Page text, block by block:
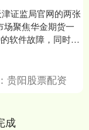
证监局官网的两张
场聚焦华金期货一
软件故障，同时也
的脆弱面纱。
贵阳股票配资
成